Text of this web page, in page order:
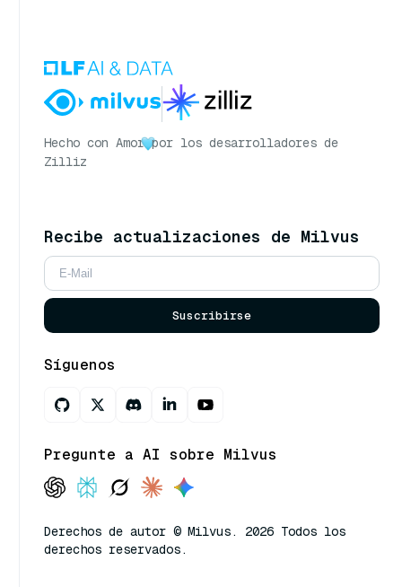
Hecho con Amor por los desarrolladores de
Zilliz
Recibe actualizaciones de Milvus
Suscribirse
Síguenos
Pregunte a AI sobre Milvus
Derechos de autor © Milvus. 2026 Todos los
derechos reservados.